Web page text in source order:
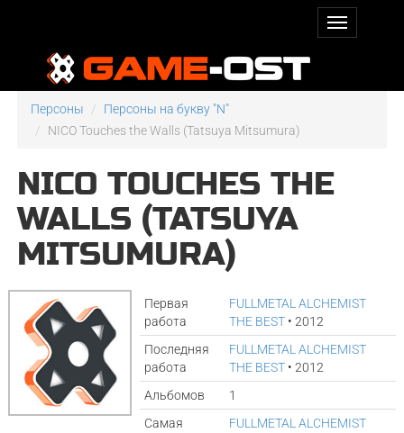
Персоны
Персоны на букву "N"
NICO Touches the Walls (Tatsuya Mitsumura)
NICO TOUCHES THE
WALLS (TATSUYA
MITSUMURA)
Первая
работа
FULLMETAL ALCHEMIST
THE BEST • 2012
Последняя
работа
FULLMETAL ALCHEMIST
THE BEST • 2012
Альбомов
1
Самая
FULLMETAL ALCHEMIST